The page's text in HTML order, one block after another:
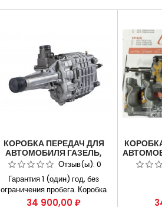
КОРОБКА ПЕРЕДАЧ ДЛЯ
АВТОМОБИЛЯ ГАЗЕЛЬ,
СОБОЛЬ ДВ. ШТАЙЕР №
330242-1700010
Отзыв(ы): 0
Гарантия 1 (один) год, без
ограничения пробега. Коробка
передач Газель, Соболь дв.
Цена
34 900,00 ₽